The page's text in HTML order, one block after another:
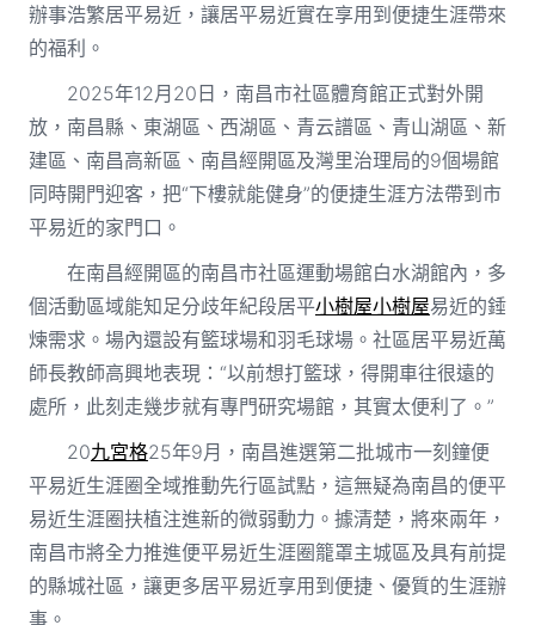
辦事浩繁居平易近，讓居平易近實在享用到便捷生涯帶來
的福利。
2025年12月20日，南昌市社區體育館正式對外開
放，南昌縣、東湖區、西湖區、青云譜區、青山湖區、新
建區、南昌高新區、南昌經開區及灣里治理局的9個場館
同時開門迎客，把“下樓就能健身”的便捷生涯方法帶到市
平易近的家門口。
在南昌經開區的南昌市社區運動場館白水湖館內，多
個活動區域能知足分歧年紀段居平小樹屋小樹屋易近的錘
煉需求。場內還設有籃球場和羽毛球場。社區居平易近萬
師長教師高興地表現：“以前想打籃球，得開車往很遠的
處所，此刻走幾步就有專門研究場館，其實太便利了。”
20九宮格25年9月，南昌進選第二批城市一刻鐘便
平易近生涯圈全域推動先行區試點，這無疑為南昌的便平
易近生涯圈扶植注進新的微弱動力。據清楚，將來兩年，
南昌市將全力推進便平易近生涯圈籠罩主城區及具有前提
的縣城社區，讓更多居平易近享用到便捷、優質的生涯辦
事。